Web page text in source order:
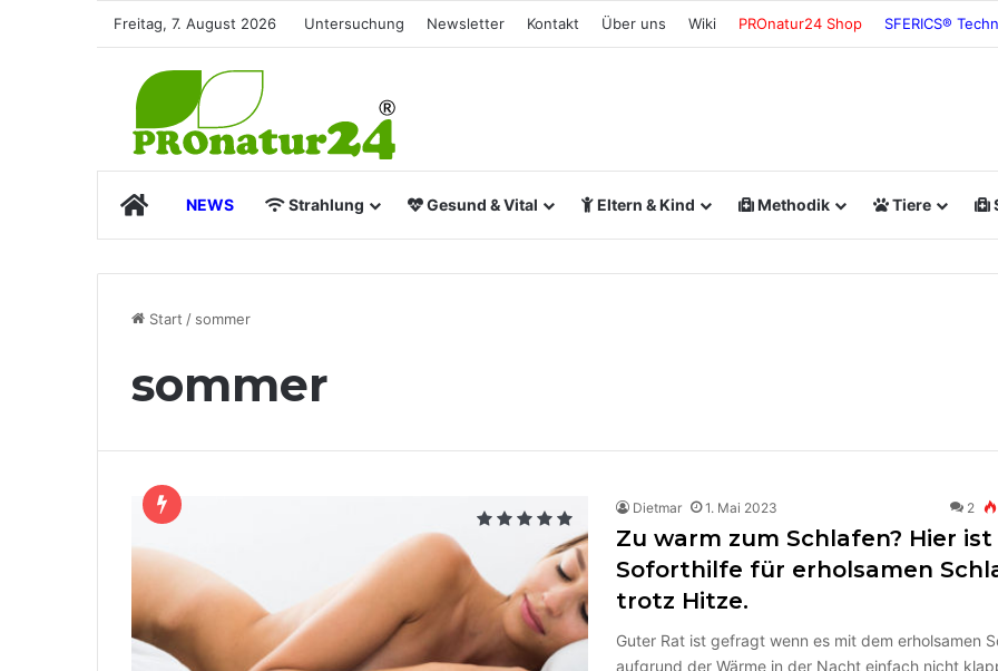
Freitag, 7. August 2026 Untersuchung Newsletter Kontakt Über uns Wiki PROnatur24 Shop SFERICS®
NEWS Strahlung Gesund & Vital Eltern & Kind Methodik Tiere
Start / sommer
sommer
Dietmar 1. Mai 2023 2
Zu warm zum Schlafen? Hier ist
Soforthilfe für erholsamen
trotz Hitze.
Guter Rat ist gefragt wenn es mit dem erholsamen
aufgrund der Wärme in der Nacht einfach nicht